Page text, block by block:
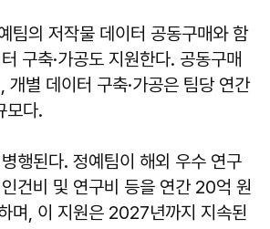
팀의 저작물 데이터 공동구매와 함
구축·가공도 지원한다. 공동구매
별 데이터 구축·가공은 팀당 연간
다.
행된다. 정예팀이 해외 우수 연구
건비 및 연구비 등을 연간 20억 원
며, 이 지원은 2027년까지 지속된